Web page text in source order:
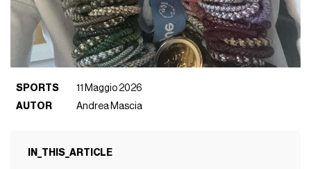
SPORTS
11 Maggio 2026
AUTOR
Andrea Mascia
IN_THIS_ARTICLE